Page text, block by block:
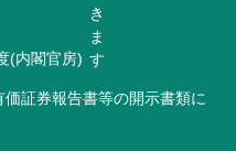
(内閣官房)
証券報告書等の開示書類に